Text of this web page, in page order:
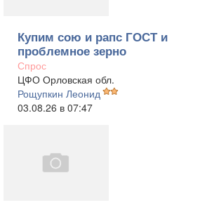
Купим сою и рапс ГОСТ и
проблемное зерно
Спрос
ЦФО Орловская обл.
Рощупкин Леонид
03.08.26 в 07:47